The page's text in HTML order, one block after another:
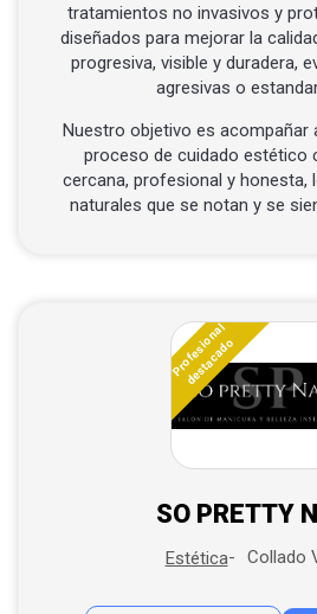
tratamientos no invasivos y
diseñados para mejorar la
progresiva, visible y duradera,
agresivas o
Nuestro objetivo es acompañar
proceso de cuidado estético
cercana, profesional y honesta,
naturales que se notan y se
Profesional
destacado
SO PRETTY
Estética Collado